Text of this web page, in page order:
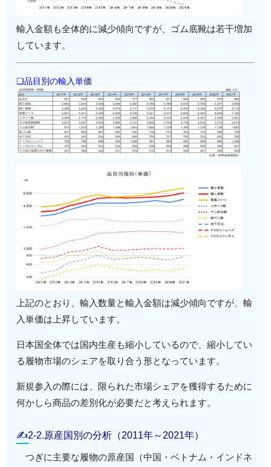
輸入金額も全体的に減少傾向ですが、ゴム底靴は若干増加
しています。
❏品目別の輸入単価
上記のとおり、輸入数量と輸入金額は減少傾向ですが、輸
入単価は上昇しています。
日本国全体では国内生産も縮小しているので、縮小してい
る履物市場のシェアを取り合う形となっています。
新規参入の際には、限られた市場シェアを獲得するために
何かしら商品の差別化が必要だと考えられます。
✍2-2.原産国別の分析（2011年～2021年）
つぎに主要な履物の原産国（中国・ベトナム・インドネ